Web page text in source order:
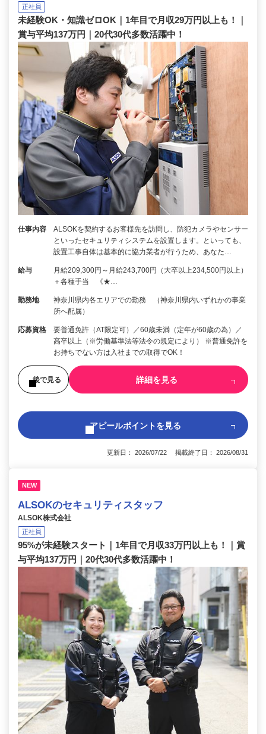
正社員
未経験OK・知識ゼロOK｜1年目で月収29万円以上も！｜
賞与平均137万円｜20代30代多数活躍中！
仕事内容
ALSOKを契約するお客様先を訪問し、防犯カメラやセンサー
といったセキュリティシステムを設置します。といっても、
設置工事自体は基本的に協力業者が行うため、あなた…
給与
月給209,300円～月給243,700円（大卒以上234,500円以上）
＋各種手当 《★…
勤務地
神奈川県内各エリアでの勤務 （神奈川県内いずれかの事業
所へ配属）
応募資格
要普通免許（AT限定可）／60歳未満（定年が60歳の為）／
高卒以上（※労働基準法等法令の規定により） ※普通免許を
お持ちでない方は入社までの取得でOK！
後で見る 詳細を見る
アピールポイントを見る
更新日： 2026/07/22 掲載終了日： 2026/08/31
NEW
ALSOKのセキュリティスタッフ
ALSOK株式会社
正社員
95%が未経験スタート｜1年目で月収33万円以上も！｜賞
与平均137万円｜20代30代多数活躍中！